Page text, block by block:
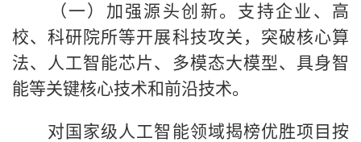
（一）加强源头创新。支持企业、高
校、科研院所等开展科技攻关，突破核心算
法、人工智能芯片、多模态大模型、具身智
能等关键核心技术和前沿技术。
对国家级人工智能领域揭榜优胜项目按